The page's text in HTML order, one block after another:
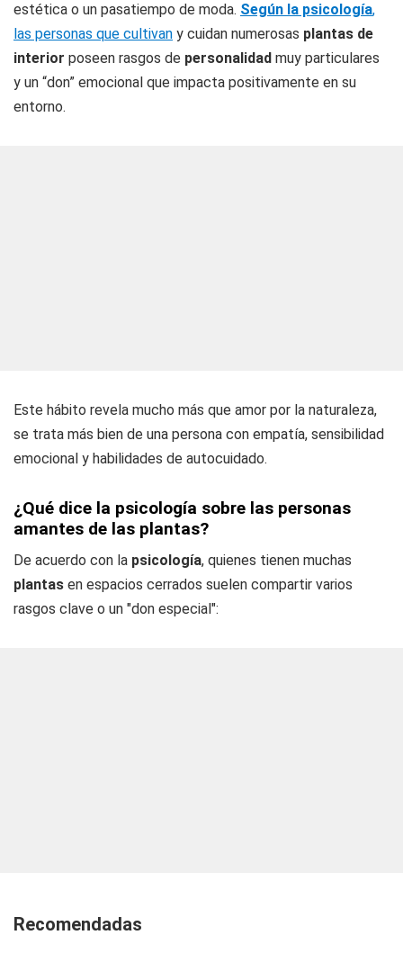
estética o un pasatiempo de moda. Según la psicología,
las personas que cultivan y cuidan numerosas plantas de
interior poseen rasgos de personalidad muy particulares
y un “don” emocional que impacta positivamente en su
entorno.
Este hábito revela mucho más que amor por la naturaleza,
se trata más bien de una persona con empatía, sensibilidad
emocional y habilidades de autocuidado.
¿Qué dice la psicología sobre las personas
amantes de las plantas?
De acuerdo con la psicología, quienes tienen muchas
plantas en espacios cerrados suelen compartir varios
rasgos clave o un "don especial":
Recomendadas